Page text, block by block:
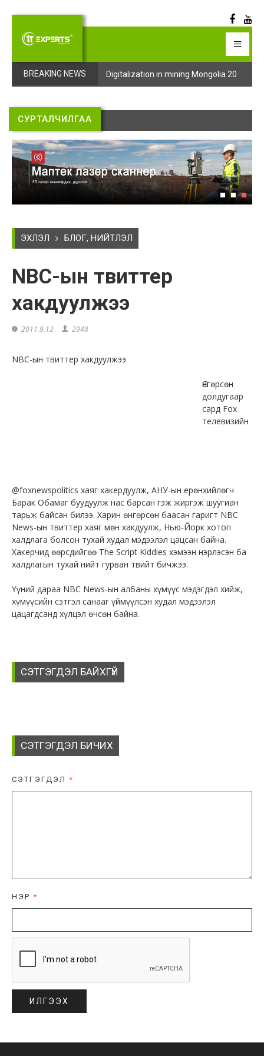
BREAKING NEWS
Digitalization in mining Mongolia 2025 арга хэмжээний бүртгэл эхэллээ Digitalization in mining Mongolia 2025 арга хэмжээний бүртгэл эхэллээ
СУРТАЛЧИЛГАА
ЭХЛЭЛ БЛОГ, НИЙТЛЭЛ
NBC-ын твиттер
хакдуулжээ
2011.9.12 2948
NBC-ын твиттер хакдуулжээ
Өнгөрсөн
долдугаар
сард Fox
телевизийн
@foxnewspolitics хаяг хакердуулж, АНУ-ын ерөнхийлөгч
Барак Обамаг буудуулж нас барсан гэж жиргэж шуугиан
тарьж байсан билээ. Харин өнгөрсөн баасан гаригт NBC
News-ын твиттер хаяг мөн хакдуулж, Нью-Йорк хотоп
халдлага болсон тухай худал мэдээлэл цацсан байна.
Хакерчид өөрсдийгөө The Script Kiddies хэмээн нэрлэсэн ба
халдлагын тухай нийт гурван твийт бичжээ.
Үүний дараа NBC News-ын албаны хүмүүс мэдэгдэл хийж,
хүмүүсийн сэтгэл санааг үймүүлсэн худал мэдээлэл
цацагдсанд хүлцэл өчсөн байна.
СЭТГЭГДЭЛ БАЙХГҮЙ
СЭТГЭГДЭЛ БИЧИХ
СЭТГЭГДЭЛ *
НЭР *